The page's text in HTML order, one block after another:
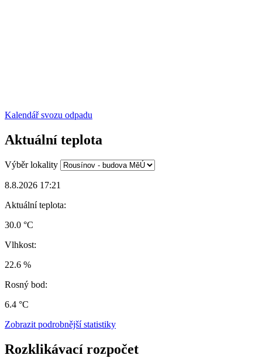
Kalendář svozu odpadu
Aktuální teplota
Výběr lokality
8.8.2026 17:21
Aktuální teplota:
30.0 °C
Vlhkost:
22.6 %
Rosný bod:
6.4 °C
Zobrazit podrobnější statistiky
Rozklikávací rozpočet